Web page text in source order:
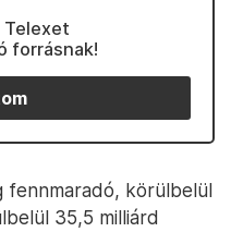
Telexet
forrásnak!
fennmaradó, körülbelül
35,5 milliárd